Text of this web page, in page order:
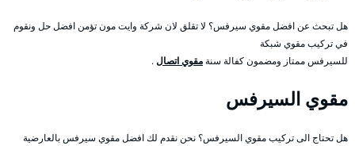
هل تبحث عن افضل مقوي سيرفس؟ لا تقلق لان شركة وايت مون تؤمن افضل حل ونقوم
في تركيب مقوي شبكة
للسيرفس ممتاز ومضمون كفالة سنةمقوي اتصال.
مقوي السيرفس
هل تحتاج الى تركيب مقوي السيرفس؟ نحن نقدم لك افضل مقوي سيرفس بالعارضية